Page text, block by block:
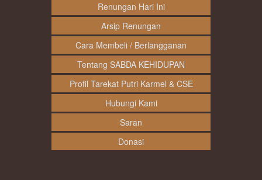
Renungan Hari Ini
Arsip Renungan
Cara Membeli / Berlangganan
Tentang SABDA KEHIDUPAN
Profil Tarekat Putri Karmel & CSE
Hubungi Kami
Saran
Donasi